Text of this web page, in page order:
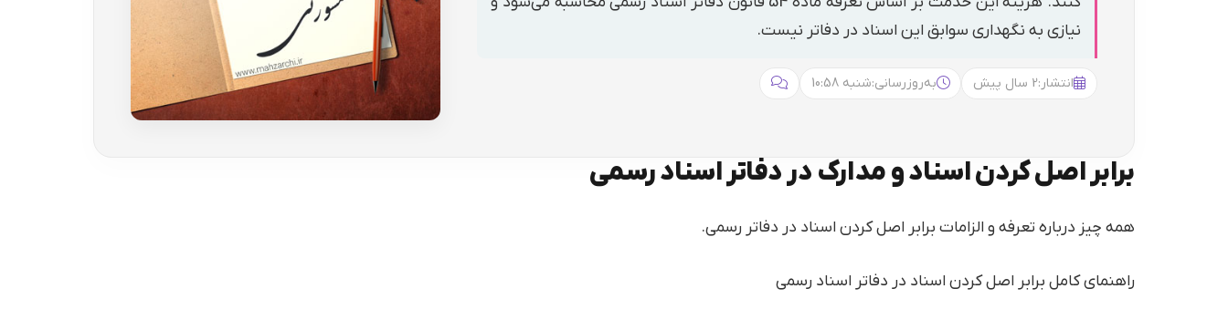
نیازی به نگهداری سوابق این اسناد در دفاتر نیست.
انتشار:2 سال پیش به‌روزرسانی:شنبه 10:58
برابر اصل کردن اسناد و مدارک در دفاتر اسناد رسمی
همه چیز درباره تعرفه و الزامات برابر اصل کردن اسناد در دفاتر رسمی.
راهنمای کامل برابر اصل کردن اسناد در دفاتر اسناد رسمی